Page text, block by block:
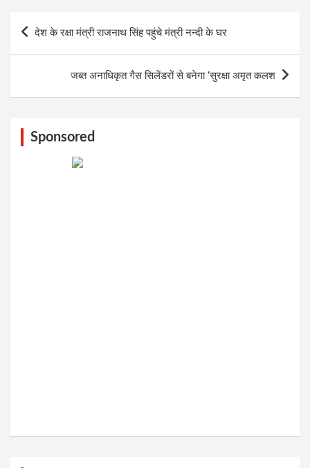
navigation
देश के रक्षा मंत्री राजनाथ सिंह पहुंचे मंत्री नन्दी के घर
जब्त अनाधिकृत गैस सिलेंडरों से बनेगा ‘सुरक्षा अमृत कलश
Sponsored